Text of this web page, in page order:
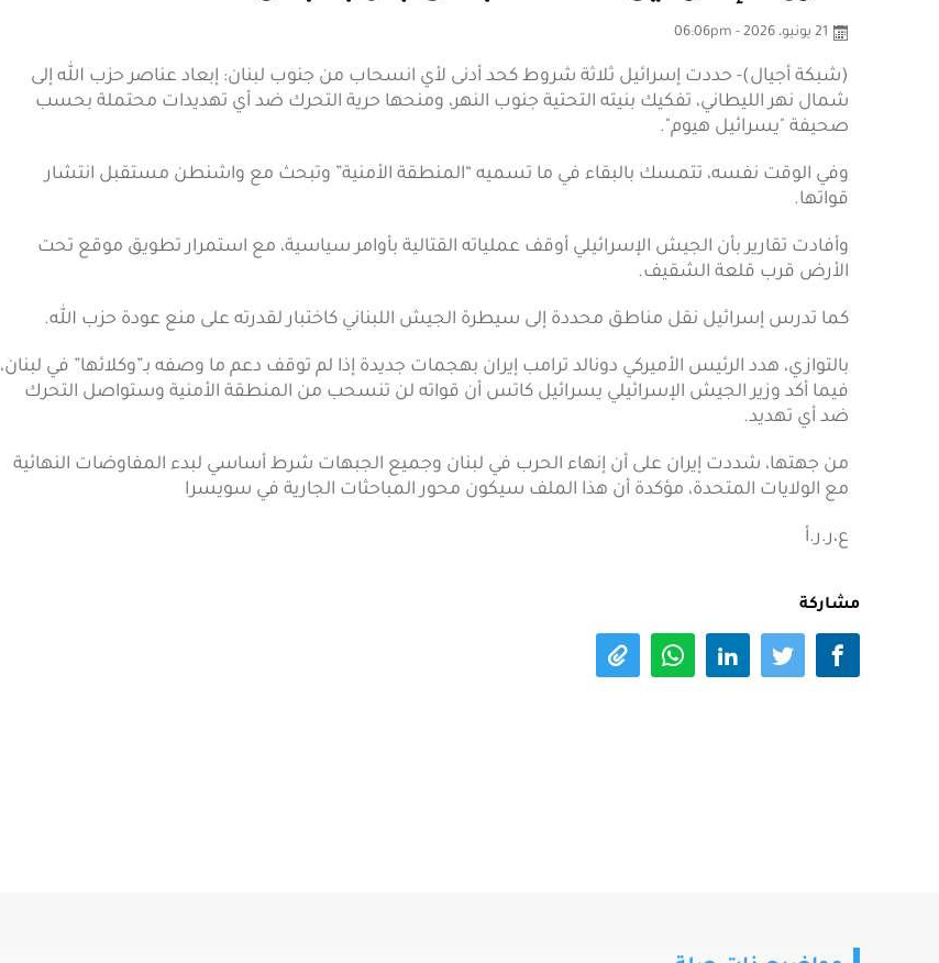
21 يونيو، 2026 - 06:06pm
(شبكة أجيال)- حددت إسرائيل ثلاثة شروط كحد أدنى لأي انسحاب من جنوب لبنان: إبعاد عناصر حزب الله إلى
شمال نهر الليطاني، تفكيك بنيته التحتية جنوب النهر، ومنحها حرية التحرك ضد أي تهديدات محتملة بحسب
صحيفة "يسرائيل هيوم".
وفي الوقت نفسه، تتمسك بالبقاء في ما تسميه “المنطقة الأمنية” وتبحث مع واشنطن مستقبل انتشار
قواتها.
وأفادت تقارير بأن الجيش الإسرائيلي أوقف عملياته القتالية بأوامر سياسية، مع استمرار تطويق موقع تحت
الأرض قرب قلعة الشقيف.
كما تدرس إسرائيل نقل مناطق محددة إلى سيطرة الجيش اللبناني كاختبار لقدرته على منع عودة حزب الله.
بالتوازي، هدد الرئيس الأميركي دونالد ترامب إيران بهجمات جديدة إذا لم توقف دعم ما وصفه بـ”وكلائها” في لبنان،
فيما أكد وزير الجيش الإسرائيلي يسرائيل كاتس أن قواته لن تنسحب من المنطقة الأمنية وستواصل التحرك
ضد أي تهديد.
من جهتها، شددت إيران على أن إنهاء الحرب في لبنان وجميع الجبهات شرط أساسي لبدء المفاوضات النهائية
مع الولايات المتحدة، مؤكدة أن هذا الملف سيكون محور المباحثات الجارية في سويسرا
ع،ر.ر.أ
مشاركة